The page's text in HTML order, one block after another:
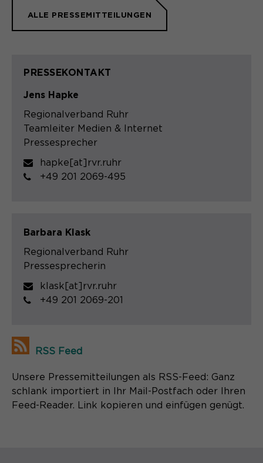
ALLE PRESSEMITTEILUNGEN
PRESSEKONTAKT
Jens Hapke
Regionalverband Ruhr
Teamleiter Medien & Internet
Pressesprecher
hapke[at]rvr.ruhr
+49 201 2069-495
Barbara Klask
Regionalverband Ruhr
Pressesprecherin
klask[at]rvr.ruhr
+49 201 2069-201
RSS Feed
Unsere Pressemitteilungen als RSS-Feed: Ganz
schlank importiert in Ihr Mail-Postfach oder Ihren
Feed-Reader. Link kopieren und einfügen genügt.